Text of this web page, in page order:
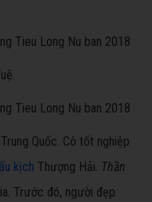
Quốc. Cô tốt nghiệp
kịch Thượng Hải. Thần
Trước đó, người đẹp